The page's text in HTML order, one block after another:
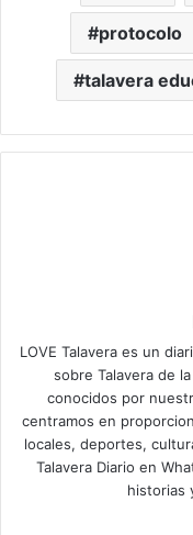
protocolo
talavera
LOVE Talavera es un
sobre Talavera de
conocidos por
centramos en
locales, deportes,
Talavera Diario en
historias